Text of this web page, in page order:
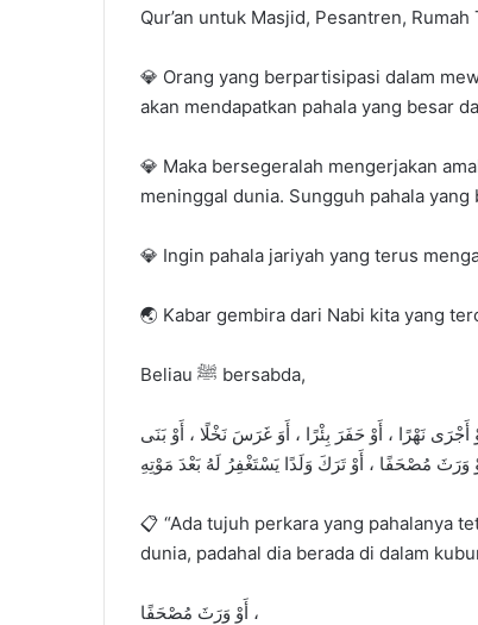
Qur’an untuk Masjid, Pesantren,
💎 Orang yang berpartisipasi dalam
akan mendapatkan pahala yang besar
💎 Maka bersegeralah mengerjakan
meninggal dunia. Sungguh pahala
💎 Ingin pahala jariyah yang terus
🌏 Kabar gembira dari Nabi kita yang
Beliau ﷺ bersabda,
نَهْرًا ، أَوْ حَفَرَ بِئْرًا ، أَوَ غَرَسَ نَخْلًا ، أَوْ بَنَى
📋 “Ada tujuh perkara yang pahalanya
dunia, padahal dia berada di dalam
أَوْ وَرَثَ مُصْحَفًا ،